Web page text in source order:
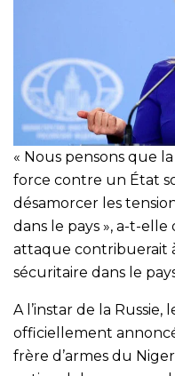
« Nous pensons que
force contre un État
désamorcer les
dans le pays », a-t-
attaque contribuerait
sécuritaire dans le
A l’instar de la
officiellement
frère d’armes du